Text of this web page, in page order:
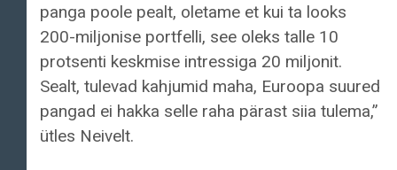
panga poole pealt, oletame et kui ta looks
200-miljonise portfelli, see oleks talle 10
protsenti keskmise intressiga 20 miljonit.
Sealt, tulevad kahjumid maha, Euroopa suured
pangad ei hakka selle raha pärast siia tulema,”
ütles Neivelt.